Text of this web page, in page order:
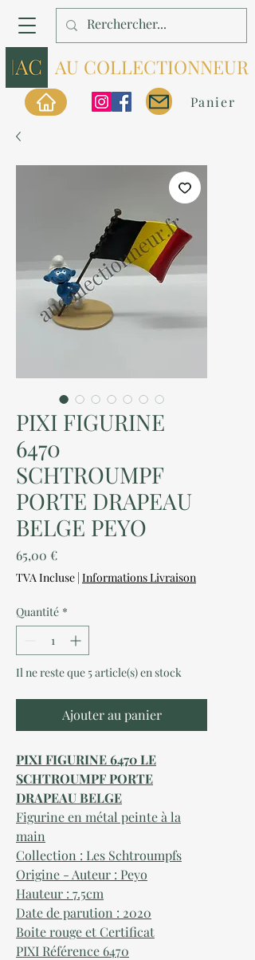
AU COLLECTIONNEUR
Panier
PIXI FIGURINE
6470
SCHTROUMPF
PORTE DRAPEAU
BELGE PEYO
65,00 €Prix
TVA Incluse | Informations Livraison
Quantité *
Il ne reste que 5 article(s) en stock
Ajouter au panier
PIXI FIGURINE 6470 LE
SCHTROUMPF PORTE
DRAPEAU BELGE
Figurine en métal peinte à la
main
Collection : Les Schtroumpfs
Origine - Auteur : Peyo
Hauteur : 7.5cm
Date de parution : 2020
Boite rouge et Certificat
PIXI Référence 6470